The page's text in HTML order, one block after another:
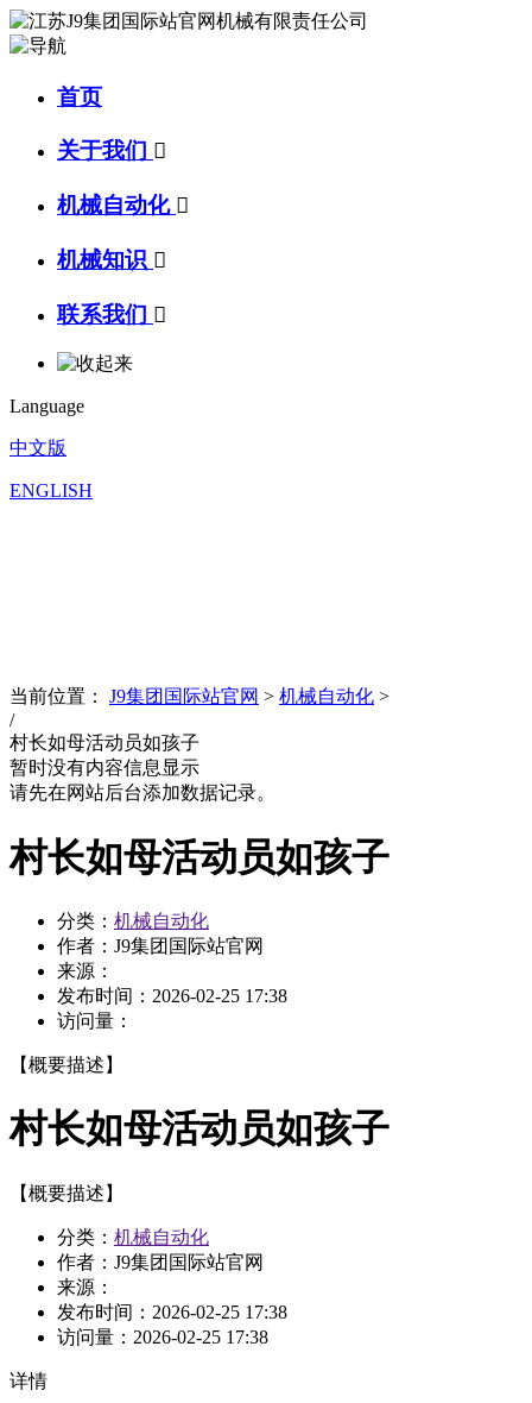
首页
关于我们 
机械自动化 
机械知识 
联系我们 
Language
中文版
ENGLISH
当前位置： J9集团国际站官网 > 机械自动化 >
/
村长如母活动员如孩子
暂时没有内容信息显示
请先在网站后台添加数据记录。
村长如母活动员如孩子
分类： 机械自动化
作者：J9集团国际站官网
来源：
发布时间： 2026-02-25 17:38
访问量：
【概要描述】
村长如母活动员如孩子
【概要描述】
分类： 机械自动化
作者：J9集团国际站官网
来源：
发布时间： 2026-02-25 17:38
访问量： 2026-02-25 17:38
详情